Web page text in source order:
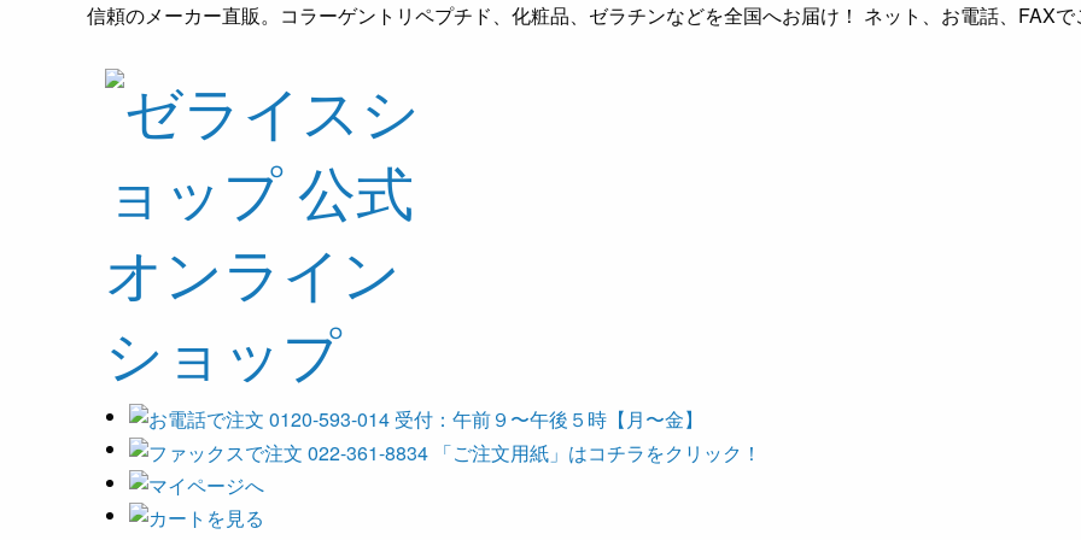
信頼のメーカー直販。コラーゲントリペプチド、化粧品、ゼラチンなどを全国へお届け！ ネット、お電話、FAX